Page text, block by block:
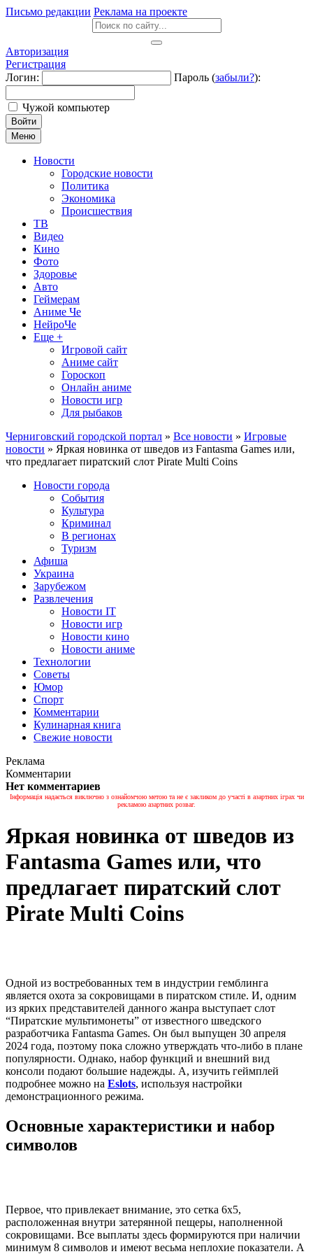
Письмо редакции Реклама на проекте
Авторизация
Регистрация
Логин:
Пароль (забыли?):
Чужой компьютер
Войти
Меню
Новости
Городские новости
Политика
Экономика
Происшествия
ТВ
Видео
Кино
Фото
Здоровье
Авто
Геймерам
Аниме Че
НейроЧе
Еще +
Игровой сайт
Аниме сайт
Гороскоп
Онлайн аниме
Новости игр
Для рыбаков
Черниговский городской портал » Все новости » Игровые
новости » Яркая новинка от шведов из Fantasma Games или,
что предлагает пиратский слот Pirate Multi Coins
Новости города
События
Культура
Криминал
В регионах
Туризм
Афиша
Украина
Зарубежом
Развлечения
Новости IT
Новости игр
Новости кино
Новости аниме
Технологии
Советы
Юмор
Спорт
Комментарии
Кулинарная книга
Свежие новости
Реклама
Комментарии
Нет комментариев
Інформація надається виключно з ознайомчою метою та не є закликом до участі в азартних іграх чи
рекламою азартних розваг.
Яркая новинка от шведов из
Fantasma Games или, что
предлагает пиратский слот
Pirate Multi Coins
Одной из востребованных тем в индустрии гемблинга
является охота за сокровищами в пиратском стиле. И, одним
из ярких представителей данного жанра выступает слот
“Пиратские мультимонеты” от известного шведского
разработчика Fantasma Games. Он был выпущен 30 апреля
2024 года, поэтому пока сложно утверждать что-либо в плане
популярности. Однако, набор функций и внешний вид
консоли подают большие надежды. А, изучить геймплей
подробнее можно на Eslots, используя настройки
демонстрационного режима.
Основные характеристики и набор
символов
Первое, что привлекает внимание, это сетка 6х5,
расположенная внутри затерянной пещеры, наполненной
сокровищами. Все выплаты здесь формируются при наличии
минимум 8 символов и имеют весьма неплохие показатели. А